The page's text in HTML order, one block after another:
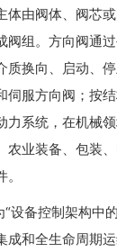
由阀体、阀芯
组。方向阀通
换向、启动、
服方向阀；按
系统，在机械
业装备、包装
设备控制架构中
和全生命周期